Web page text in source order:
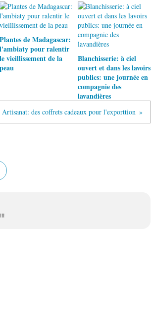
Plantes de Madagascar:
l'ambiaty pour ralentir
le vieillissement de la
peau
Blanchisserie: à ciel
ouvert et dans les lavoirs
publics: une journée en
compagnie des
lavandières
Artisanat: des coffrets cadeaux pour l'exporttion